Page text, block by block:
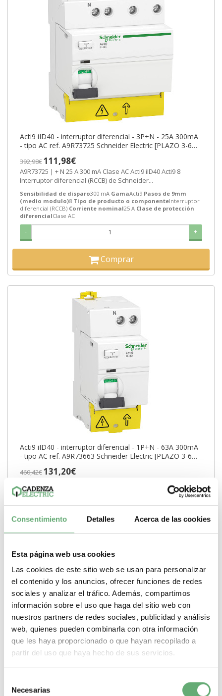
Consentimiento Detalles Acerca de las cookies
Esta página web usa cookies
Las cookies de este sitio web se usan para personalizar
el contenido y los anuncios, ofrecer funciones de redes
sociales y analizar el tráfico. Además, compartimos
información sobre el uso que haga del sitio web con
nuestros partners de redes sociales, publicidad y análisis
web, quienes pueden combinarla con otra información
que les haya proporcionado o que hayan recopilado a
partir del uso que haya hecho de sus servicios.
Necesarias
Acti9 iID40 - interruptor diferencial - 3P+N - 25A 300mA
- tipo AC ref. A9R73725 Schneider Electric [PLAZO 3-6
392,98€111,98€
A9R73725 | + N 25 A 300 mA Clase AC Acti9 iID40 Acti9 8
Interruptor diferencial (RCCB) de Schneider...
Sensibilidad de disparo300 mA GamaActi9 Pasos de 9mm
(medio modulo)8 Tipo de producto o componenteInterruptor
diferencial (RCCB) Corriente nominal25 A Clase de protección
diferencialClase AC
- +
Comprar
Acti9 iID40 - interruptor diferencial - 1P+N - 63A 300mA
- tipo AC ref. A9R73663 Schneider Electric [PLAZO 3-6
460,42€131,20€
Interruptor diferencial (RCCB) de Schneider...
Sensibilidad de disparo300 mA GamaActi9 Pasos de 9mm
diferencial (RCCB)
Corriente nominal
Clase de protección
Comprar